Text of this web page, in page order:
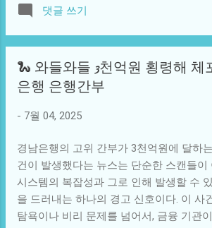
지만 기술의 유용성은 결국 사회적 수용
적으로 자율주행은 우리의 이동 방식을 어
자율주행 차량이 안전하고 신뢰할 수 있는
리잡는다면, 사람들은 대중교통을 이용할
무를 처리하거나, 친구와의 대화를 나눌
진다. 이러한 변화는 단순한 이동을 넘어
회적 상호작용 ...
히 혐의가 있는 상황에서 매우 큰 차이를
예를 들어, 경찰 조사를 받는 피의자가 묵
이는 무죄 추정의 원칙과 맞물려, 법적 정
한 역할을 한다. 따라서 묵비권은 단순한
묵비권의 행사는 단순히 개인의 이익과도
수 있다. 이는 사회적으로도 큰 의미를 가
든 시민은 무죄로 추정되어야 하며, 이에
의 자유를 보호하는 역할을 한다. 그러나
서도 보면, 범죄가 은폐되는 단서가 될 수
비권은 권리와 책임의 경계에서 복잡한 윤
댓글 쓰기
🐍 와들와들 3천억원 횡령해 체
은행 은행간부
- 7월 04, 2025
경남은행의 고위 간부가 3천억원에 달하
건이 발생했다는 뉴스는 단순한 스캔들이
시스템의 복잡성과 그로 인해 발생할 수
을 드러내는 하나의 경고 신호이다. 이 사
탐욕이나 비리 문제를 넘어서, 금융 기관